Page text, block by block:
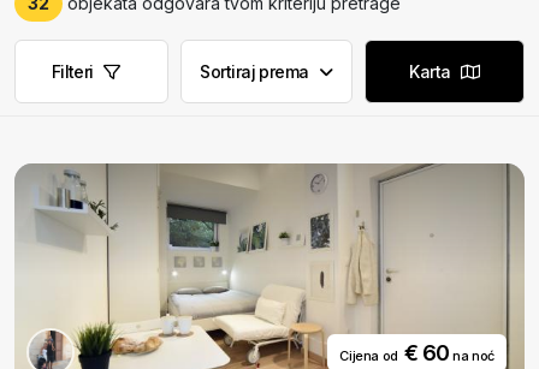
Filteri Sortiraj prema Karta
Cijena od € 60na noć